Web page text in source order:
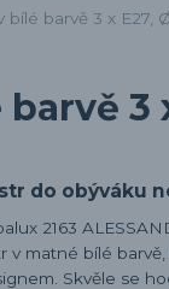
bílé barvě 3 x E27,
barvě
do obýváku
2163
v matné bílé
Skvěle se